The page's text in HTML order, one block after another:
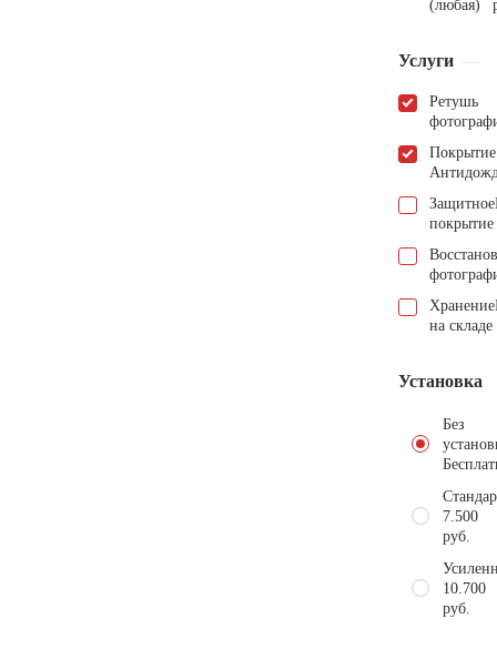
(любая)
Услуги
Ретушь
Покрытие
Защитное
покрытие
Хранение
на складе
Установка
Без
7.500
руб.
10.700
руб.